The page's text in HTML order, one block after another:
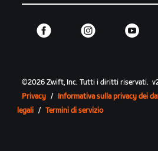
©2026 Zwift, Inc.Tutti i diritti riservati. v
Privacy / Informativa sulla privacy dei
legali / Termini di servizio